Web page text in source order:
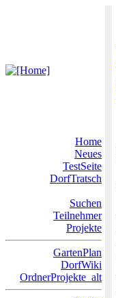
Home
Neues
TestSeite
DorfTratsch
Suchen
Teilnehmer
Projekte
GartenPlan
DorfWiki
OrdnerProjekte_alt